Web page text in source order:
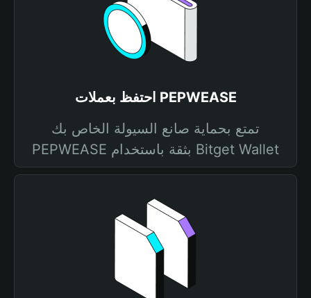
احتفظ بعملات PEPWEASE
تمتع بحماية صانع السيولة الخاص بك
PEPWEASE بثقة باستخدام Bitget Wallet